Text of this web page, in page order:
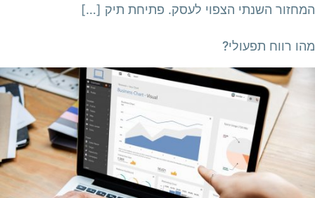
המחזור השנתי הצפוי לעסק. פתיחת תיק […]
מהו רווח תפעולי?